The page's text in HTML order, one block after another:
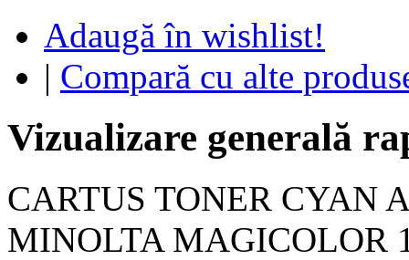
Adaugă în wishlist!
| Compară cu alte
Vizualizare generală
CARTUS TONER CYAN
MINOLTA MAGICOLOR